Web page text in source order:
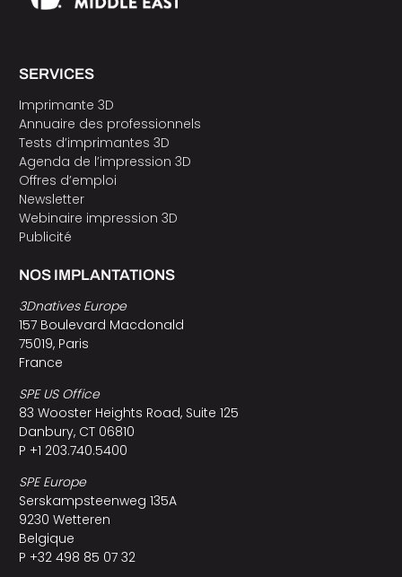
SERVICES
Imprimante 3D
Annuaire des professionnels
Tests d’imprimantes 3D
Agenda de l’impression 3D
Offres d’emploi
Newsletter
Webinaire impression 3D
Publicité
NOS IMPLANTATIONS
3Dnatives Europe
157 Boulevard Macdonald
75019, Paris
France
SPE US Office
83 Wooster Heights Road, Suite 125
Danbury, CT 06810
P +1 203.740.5400
SPE Europe
Serskampsteenweg 135A
9230 Wetteren
Belgique
P +32 498 85 07 32